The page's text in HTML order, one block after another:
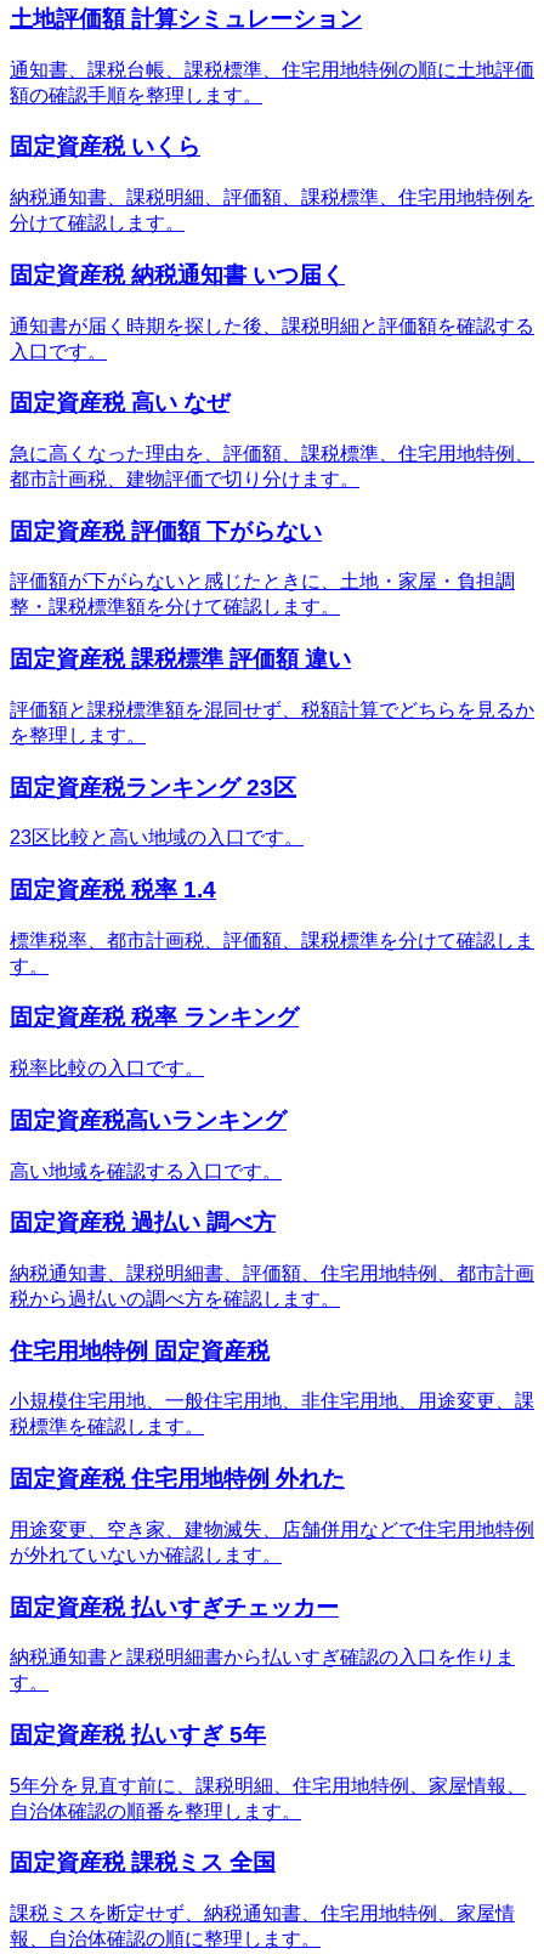
土地評価額 計算シミュレーション
通知書、課税台帳、課税標準、住宅用地特例の順に土地評価
額の確認手順を整理します。
固定資産税 いくら
納税通知書、課税明細、評価額、課税標準、住宅用地特例を
分けて確認します。
固定資産税 納税通知書 いつ届く
通知書が届く時期を探した後、課税明細と評価額を確認する
入口です。
固定資産税 高い なぜ
急に高くなった理由を、評価額、課税標準、住宅用地特例、
都市計画税、建物評価で切り分けます。
固定資産税 評価額 下がらない
評価額が下がらないと感じたときに、土地・家屋・負担調
整・課税標準額を分けて確認します。
固定資産税 課税標準 評価額 違い
評価額と課税標準額を混同せず、税額計算でどちらを見るか
を整理します。
固定資産税ランキング 23区
23区比較と高い地域の入口です。
固定資産税 税率 1.4
標準税率、都市計画税、評価額、課税標準を分けて確認しま
す。
固定資産税 税率 ランキング
税率比較の入口です。
固定資産税高いランキング
高い地域を確認する入口です。
固定資産税 過払い 調べ方
納税通知書、課税明細書、評価額、住宅用地特例、都市計画
税から過払いの調べ方を確認します。
住宅用地特例 固定資産税
小規模住宅用地、一般住宅用地、非住宅用地、用途変更、課
税標準を確認します。
固定資産税 住宅用地特例 外れた
用途変更、空き家、建物滅失、店舗併用などで住宅用地特例
が外れていないか確認します。
固定資産税 払いすぎチェッカー
納税通知書と課税明細書から払いすぎ確認の入口を作りま
す。
固定資産税 払いすぎ 5年
5年分を見直す前に、課税明細、住宅用地特例、家屋情報、
自治体確認の順番を整理します。
固定資産税 課税ミス 全国
課税ミスを断定せず、納税通知書、住宅用地特例、家屋情
報、自治体確認の順に整理します。